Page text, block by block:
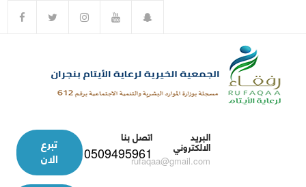
البريد
الالكتروني
rufaqaa@gmail.com
اتصل بنا
0509495961 تبرع
الان